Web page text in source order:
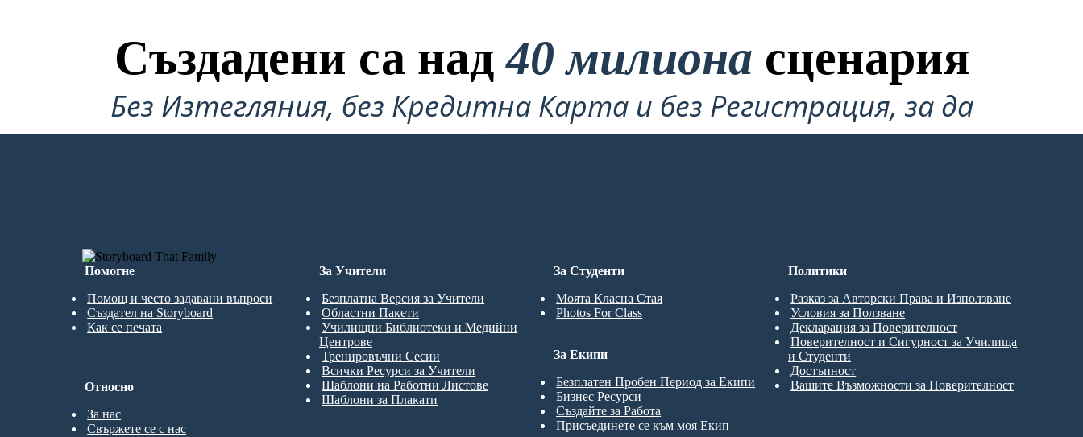
Създадени са над40 милиона сценария
Без Изтегляния, без Кредитна Карта и без Регистрация, за да
Опитате!
Помогне
Помощ и често задавани въпроси
Създател на Storyboard
Как се печата
За Студенти
Моята Класна Стая
Photos For Class
За Учители
Безплатна Версия за Учители
Областни Пакети
Училищни Библиотеки и Медийни
Центрове
Тренировъчни Сесии
Всички Ресурси за Учители
Шаблони на Работни Листове
Шаблони за Плакати
За Екипи
Безплатен Пробен Период за Екипи
Бизнес Ресурси
Създайте за Работа
Присъединете се към моя Екип
Относно
За нас
Свържете се с нас
Политики
Разказ за Авторски Права и Използване
Условия за Ползване
Декларация за Поверителност
Поверителност и Сигурност за Училища
и Студенти
Достъпност
Вашите Възможности за Поверителност